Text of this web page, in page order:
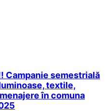
Campanie semestrială
textile,
în comuna